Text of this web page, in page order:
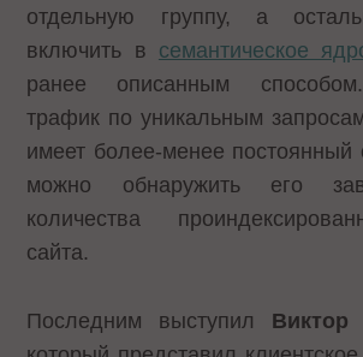
отдельную группу, а
включить в семантическое
ранее описанным
трафик по уникальным
имеет более-менее постоянный
можно обнаружить его
количества
сайта.
Последним выступил Виктор